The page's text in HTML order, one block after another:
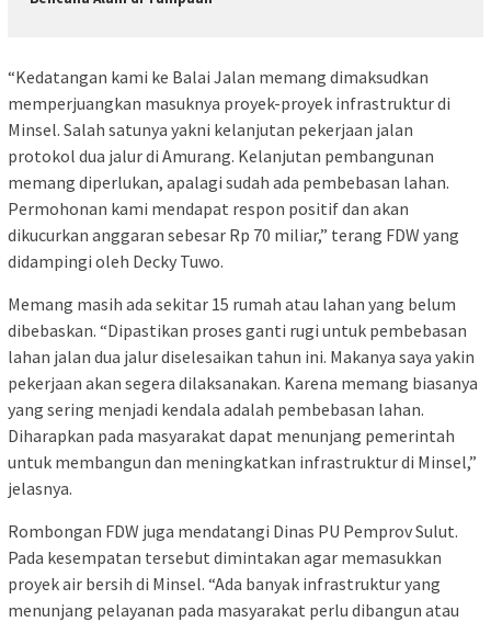
“Kedatangan kami ke Balai Jalan memang dimaksudkan
memperjuangkan masuknya proyek-proyek infrastruktur di
Minsel. Salah satunya yakni kelanjutan pekerjaan jalan
protokol dua jalur di Amurang. Kelanjutan pembangunan
memang diperlukan, apalagi sudah ada pembebasan lahan.
Permohonan kami mendapat respon positif dan akan
dikucurkan anggaran sebesar Rp 70 miliar,” terang FDW yang
didampingi oleh Decky Tuwo.
Memang masih ada sekitar 15 rumah atau lahan yang belum
dibebaskan. “Dipastikan proses ganti rugi untuk pembebasan
lahan jalan dua jalur diselesaikan tahun ini. Makanya saya yakin
pekerjaan akan segera dilaksanakan. Karena memang biasanya
yang sering menjadi kendala adalah pembebasan lahan.
Diharapkan pada masyarakat dapat menunjang pemerintah
untuk membangun dan meningkatkan infrastruktur di Minsel,”
jelasnya.
Rombongan FDW juga mendatangi Dinas PU Pemprov Sulut.
Pada kesempatan tersebut dimintakan agar memasukkan
proyek air bersih di Minsel. “Ada banyak infrastruktur yang
menunjang pelayanan pada masyarakat perlu dibangun atau